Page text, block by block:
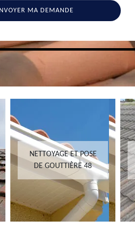
NETTOYAGE ET POSE
DE GOUTTIÈRE 48